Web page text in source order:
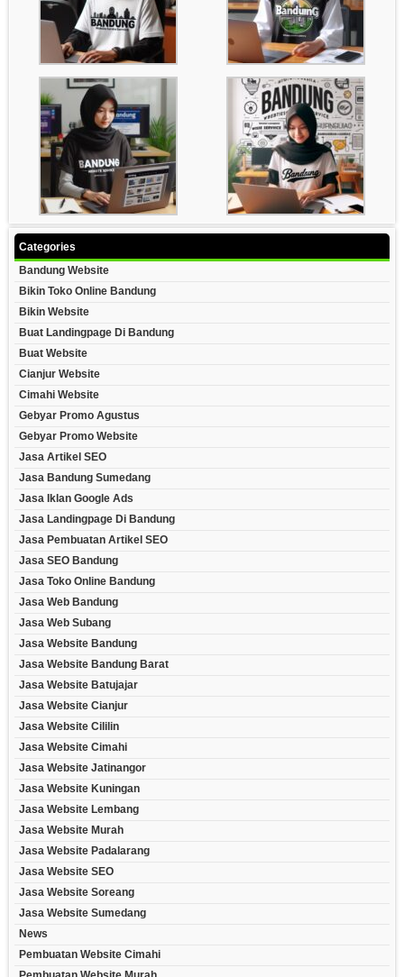
Categories
Bandung Website
Bikin Toko Online Bandung
Bikin Website
Buat Landingpage Di Bandung
Buat Website
Cianjur Website
Cimahi Website
Gebyar Promo Agustus
Gebyar Promo Website
Jasa Artikel SEO
Jasa Bandung Sumedang
Jasa Iklan Google Ads
Jasa Landingpage Di Bandung
Jasa Pembuatan Artikel SEO
Jasa SEO Bandung
Jasa Toko Online Bandung
Jasa Web Bandung
Jasa Web Subang
Jasa Website Bandung
Jasa Website Bandung Barat
Jasa Website Batujajar
Jasa Website Cianjur
Jasa Website Cililin
Jasa Website Cimahi
Jasa Website Jatinangor
Jasa Website Kuningan
Jasa Website Lembang
Jasa Website Murah
Jasa Website Padalarang
Jasa Website SEO
Jasa Website Soreang
Jasa Website Sumedang
News
Pembuatan Website Cimahi